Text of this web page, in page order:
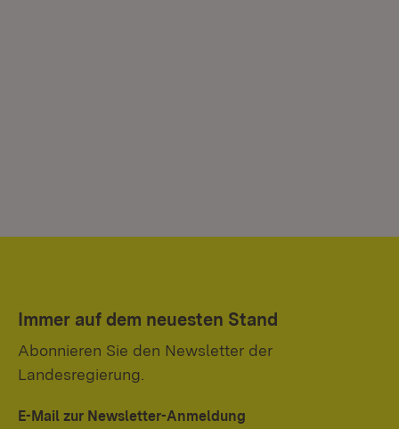
Immer auf dem neuesten Stand
Abonnieren Sie den Newsletter der
Landesregierung.
E-Mail zur Newsletter-Anmeldung